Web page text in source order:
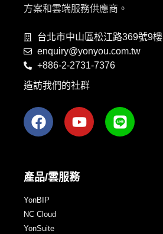
方案和雲端服務供應商。
台北市中山區松江路369號9樓
enquiry@yonyou.com.tw
+886-2-2731-7376
造訪我們的社群
產品/雲服務
YonBIP
NC Cloud
YonSuite